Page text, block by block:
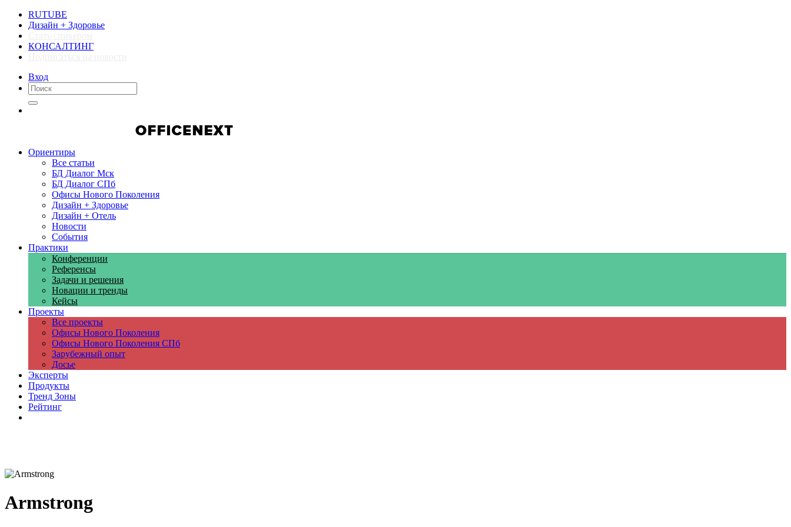
RUTUBE
Дизайн + Здоровье
КОНСАЛТИНГ
Вход
Ориентиры
Все статьи
БД Диалог Мск
БД Диалог СПб
Офисы Нового Поколения
Дизайн + Здоровье
Дизайн + Отель
Новости
События
Практики
Конференции
Референсы
Задачи и решения
Новации и тренды
Кейсы
Проекты
Все проекты
Офисы Нового Поколения
Офисы Нового Поколения СПб
Зарубежный опыт
Досье
Эксперты
Продукты
Тренд Зоны
Рейтинг
Armstrong